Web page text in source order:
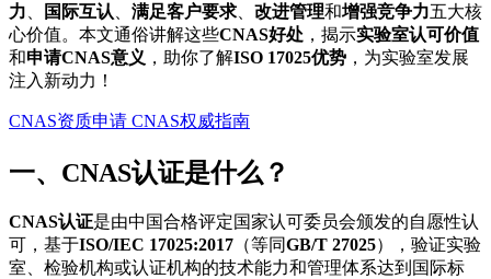
力
国际互认 满足客户要求 改进管理和增强竞争力五大核
心价值。本文通俗讲解这些CNAS好处 ，揭示实验室认可价值
和申请CNAS意义 ，助你了解ISO 17025优势 ，为实验室发展
注入新动力！
CNAS资质申请 CNAS权威指南
一、CNAS认证是什么？
CNAS认证是由中国合格评定国家认可委员会颁发的自愿性认
可，基于ISO/IEC 17025:2017 （等同GB/T 27025），验证实验
室、检验机构或认证机构的技术能力和管理体系达到国际标